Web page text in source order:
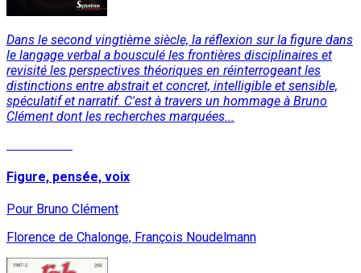
Dans le second vingtième siècle, la réflexion sur la figure dans
le langage verbal a bousculé les frontières disciplinaires et
revisité les perspectives théoriques en réinterrogeant les
distinctions entre abstrait et concret, intelligible et sensible,
spéculatif et narratif. C'est à travers un hommage à Bruno
Clément dont les recherches marquées...
Figure, pensée, voix
Pour Bruno Clément
Florence de Chalonge, François Noudelmann